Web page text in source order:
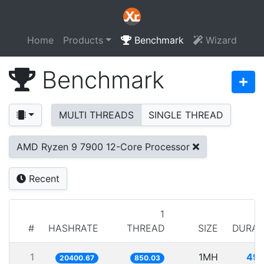
Home Products Benchmark Wizard
Benchmark
MULTI THREADS SINGLE THREAD
AMD Ryzen 9 7900 12-Core Processor
Recent
# HASHRATE
1
THREAD
SIZE
1 20400.67 850.03 1MH